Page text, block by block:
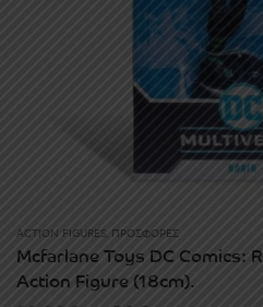
ACTION FIGURES, ΠΡΟΣΦΟΡΈΣ
Mcfarlane Toys DC Comics:
Action Figure (18cm).